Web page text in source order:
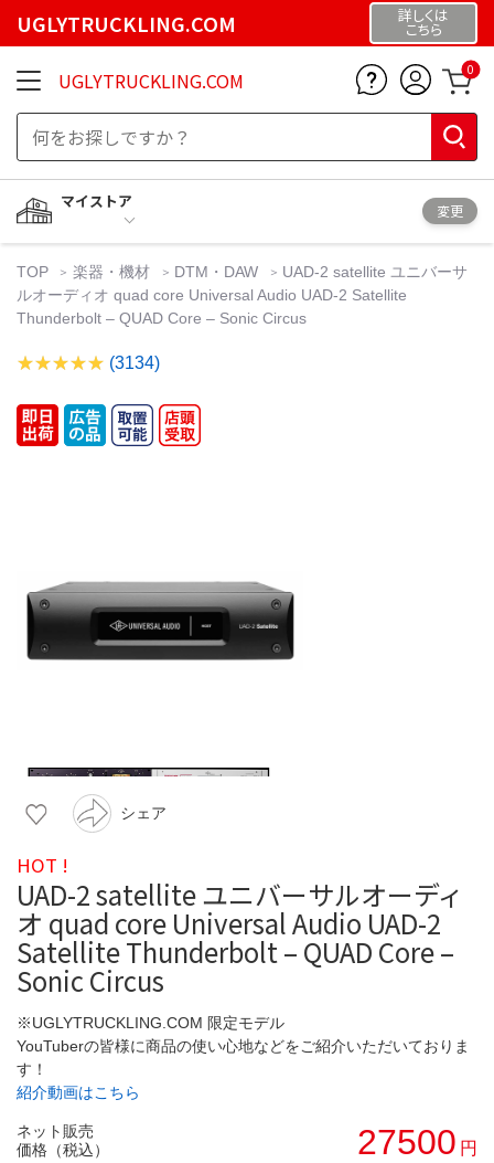
UGLYTRUCKLING.COM 詳しくは
こちら
UGLYTRUCKLING.COM 0
マイストア
変更
TOP 楽器・機材 DTM・DAW
UAD-2 satellite ユニバーサ
ルオーディオ quad core Universal Audio UAD-2 Satellite
Thunderbolt – QUAD Core – Sonic Circus
(3134)
シェア
HOT !
UAD-2 satellite ユニバーサルオーディ
オ quad core Universal Audio UAD-2
Satellite Thunderbolt – QUAD Core –
Sonic Circus
※UGLYTRUCKLING.COM 限定モデル
YouTuberの皆様に商品の使い心地などをご紹介いただいておりま
す！
紹介動画はこちら
ネット販売
価格（税込）
27500 円